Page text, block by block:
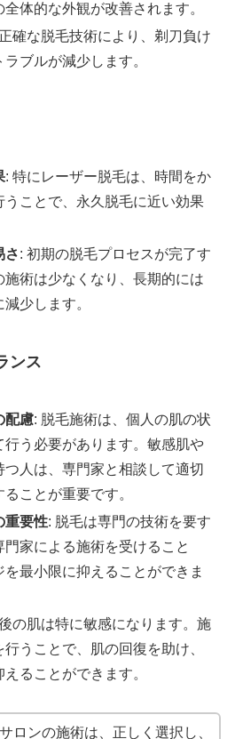
体的な外観が改善されます。
確な脱毛技術により、剃刀負け
ブルが減少します。
: 特にレーザー脱毛は、時間をか
うことで、永久脱毛に近い効果
さ: 初期の脱毛プロセスが完了す
施術は少なくなり、長期的には
少します。
ンス
配慮: 脱毛施術は、個人の肌の状
行う必要があります。敏感肌や
人は、専門家と相談して適切
ことが重要です。
重要性: 脱毛は専門の技術を要す
門家による施術を受けること
最小限に抑えることができま
の肌は特に敏感になります。施
うことで、肌の回復を助け、
ることができます。
ロンの施術は、正しく選択し、